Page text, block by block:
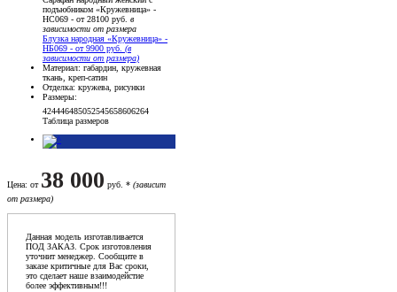
подъюбником «Кружевница» -
НС069 - от 28100 руб. в
зависимости от размера
Блузка народная «Кружевница» -
НБ069 - от 9900 руб. (в
зависимости от размера)
Материал: габардин, кружевная
ткань, креп-сатин
Отделка: кружева, рисунки
Размеры:
424446485052545658606264
Таблица размеров
Цена: от 38 000 руб. * (зависит
от размера)
Данная модель изготавливается
ПОД ЗАКАЗ. Срок изготовления
уточнит менеджер. Сообщите в
заказе критичные для Вас сроки,
это сделает наше взаимодейстие
более эффективным!!!